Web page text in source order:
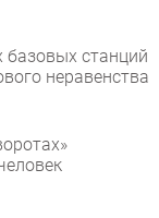
базовых станций
неравенства